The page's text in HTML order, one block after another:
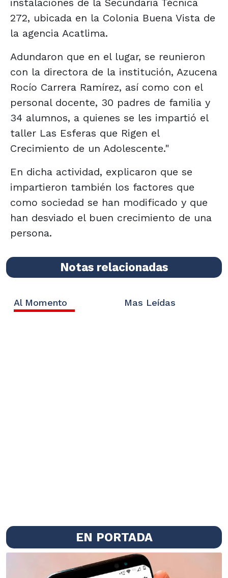
272, ubicada en la Colonia Buena Vista de
la agencia Acatlima.
Adundaron que en el lugar, se reunieron
con la directora de la institución, Azucena
Rocío Carrera Ramírez, así como con el
personal docente, 30 padres de familia y
34 alumnos, a quienes se les impartió el
taller Las Esferas que Rigen el
Crecimiento de un Adolescente."
En dicha actividad, explicaron que se
impartieron también los factores que
como sociedad se han modificado y que
han desviado el buen crecimiento de una
persona.
Notas relacionadas
Al Momento Mas Leídas
EN PORTADA